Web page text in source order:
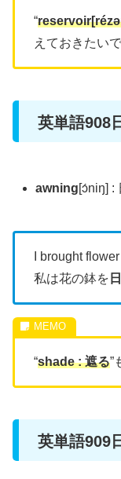
“
えておきたいで
英単語908
awning[ɔ́niŋ] :
I brought
私は花の鉢を
“shade : 遮る”
英単語909